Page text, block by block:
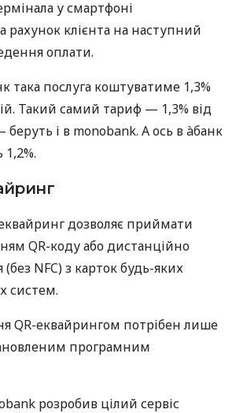
у смартфоні
рахунок клієнта на наступний
оплати.
така послуга коштуватиме 1,3%
Такий самий тариф — 1,3% від
і в monobank. А ось в àбанк
дозволяє приймати
QR-коду або дистанційно
NFC) з карток будь-яких
систем.
QR-еквайрингом потрібен лише
програмним
розробив цілий сервіс